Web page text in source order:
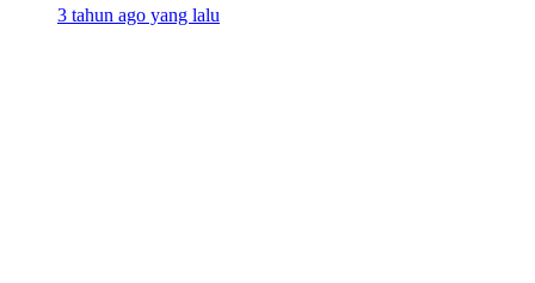
3 tahun ago yang lalu